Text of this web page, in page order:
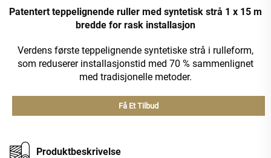
Patentert teppelignende ruller med syntetisk strå 1 x 15 m
bredde for rask installasjon
Verdens første teppelignende syntetiske strå i rulleform,
som reduserer installasjonstid med 70 % sammenlignet
med tradisjonelle metoder.
Få Et Tilbud
Produktbeskrivelse